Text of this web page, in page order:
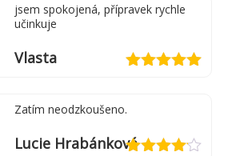
z
jsem spokojená, přípravek rychle
učinkuje
Vlasta
Zatím neodzkoušeno.
Lucie Hrabánková